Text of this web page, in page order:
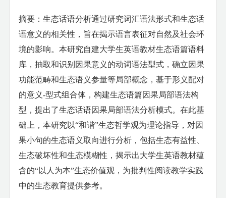
摘要： 生态话语分析通过研究词汇语法形式和生态话
语意义的相关性，旨在揭示语言表征对自然及社会环
境的影响。本研究自建大学生英语教材生态语篇语料
库，抽取和识别因果意义的动词语法型式，确立因果
功能范畴和生态语义参量等局部概念，基于形义配对
的意义-型式组合体，构建生态语篇因果局部语法构
型，提出了生态话语因果局部语法分析模式。在此基
础上，本研究以“和谐”生态哲学观为理论指导，对因
果小句的生态语义取向进行分析，包括生态有益性、
生态破坏性和生态模糊性，揭示出大学生英语教材蕴
含的“以人为本”生态价值观，为批判性阅读教学实践
中的生态教育提供参考。